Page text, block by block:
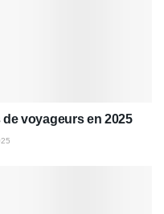
voyageurs en 2025